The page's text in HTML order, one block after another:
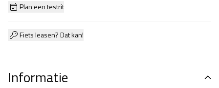
Plan een testrit
Fiets leasen? Dat kan!
Informatie